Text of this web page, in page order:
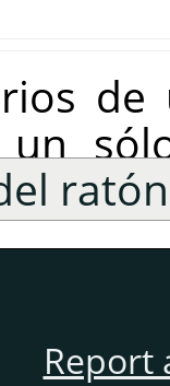
un
ratón
Report